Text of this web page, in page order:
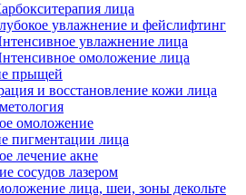
лица
увлажнение и фейслифтинг
увлажнение лица
омоложение лица
прыщей
и восстановление кожи лица
омоложение
пигментации лица
лечение акне
сосудов лазером
лица, шеи, зоны декольте